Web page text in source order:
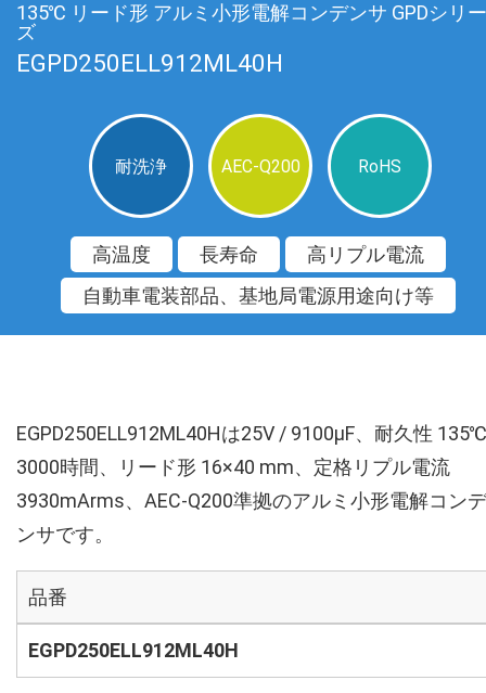
135℃ リード形 アルミ小形電解コンデンサ GPDシリー
ズ
EGPD250ELL912ML40H
耐洗浄 AEC-Q200 RoHS
高温度 長寿命
高リプル電流
自動車電装部品、基地局電源用途向け等
EGPD250ELL912ML40Hは25V / 9100µF、耐久性 135℃
3000時間、リード形 16×40 mm、定格リプル電流
3930mArms、AEC-Q200準拠のアルミ小形電解コンデ
ンサです。
品番
EGPD250ELL912ML40H